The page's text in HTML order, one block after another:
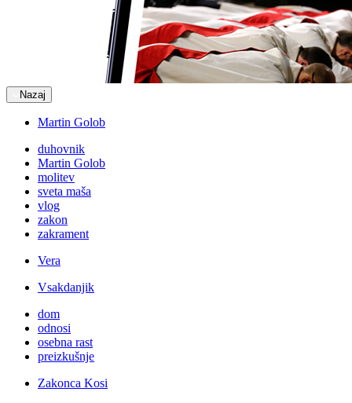
Nazaj
Martin Golob
duhovnik
Martin Golob
molitev
sveta maša
vlog
zakon
zakrament
Vera
Vsakdanjik
dom
odnosi
osebna rast
preizkušnje
Zakonca Kosi